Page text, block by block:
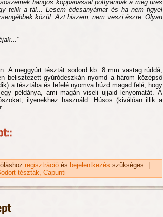
hangos koppanással pottyannak a még üres
telik a tál... Lesem édesanyámat és ha nem figyel
közül. Azt hiszem, nem veszi észre. Olyan
A meggyúrt tésztát sodord kb. 8 mm vastag rúddá,
belisztezett gyúródeszkán nyomd a három középső
a tésztába és lefelé nyomva húzd magad felé, hogy
példánya, ami magán viseli ujjaid lenyomatát. A
ilyenekhez használd. Húsos (kiválóan illik a
tartalommal kapcsolatosan
regisztráció és bejelentkezés szükséges
tészták Capunti